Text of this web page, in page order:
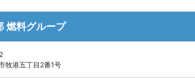
燃料グループ
牧港五丁目2番1号